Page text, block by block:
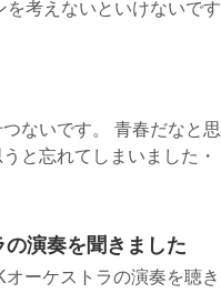
考えないといけないです
ないです。 青春だなと
と忘れてしまいました・
演奏を聞きました
ーケストラの演奏を聴